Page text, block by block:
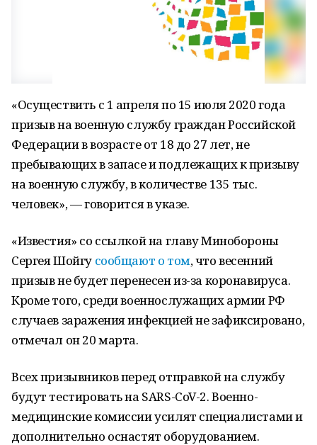
«Осуществить с 1 апреля по 15 июля 2020 года
призыв на военную службу граждан Российской
Федерации в возрасте от 18 до 27 лет, не
пребывающих в запасе и подлежащих к призыву
на военную службу, в количестве 135 тыс.
человек», — говорится в указе.
«Известия» со ссылкой на главу Минобороны
Сергея Шойгу сообщают о том, что весенний
призыв не будет перенесен из-за коронавируса.
Кроме того, среди военнослужащих армии РФ
случаев заражения инфекцией не зафиксировано,
отмечал он 20 марта.
Всех призывников перед отправкой на службу
будут тестировать на SARS-CoV-2. Военно-
медицинские комиссии усилят специалистами и
дополнительно оснастят оборудованием.